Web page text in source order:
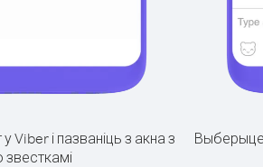
Viber і пазваніць з акна з
звесткамі
Выберыце